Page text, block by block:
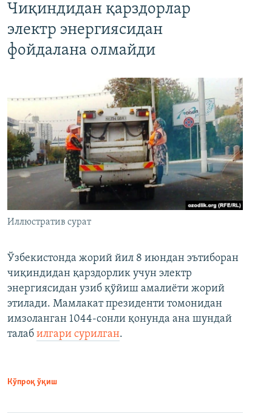
Чиқиндидан қарздорлар
электр энергиясидан
фойдалана олмайди
Иллюстратив сурат
Ўзбекистонда жорий йил 8 июндан эътиборан
чиқиндидан қарздорлик учун электр
энергиясидан узиб қўйиш амалиёти жорий
этилади. Мамлакат президенти томонидан
имзоланган 1044-сонли қонунда ана шундай
талаб илгари сурилган.
Кўпроқ ўқиш